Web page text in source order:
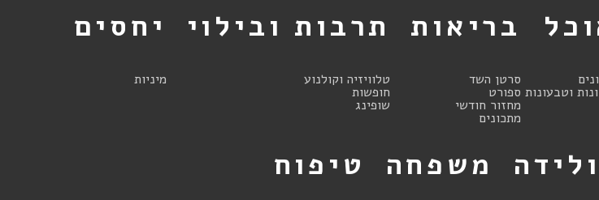
וטבעונות
בריאות
סרטן השד
ספורט
מחזור חודשי
מתכונים
תרבות ובילוי
טלוויזיה וקולנוע
חופשות
שופינג
יחסים
מיניות
משפחה טיפוח